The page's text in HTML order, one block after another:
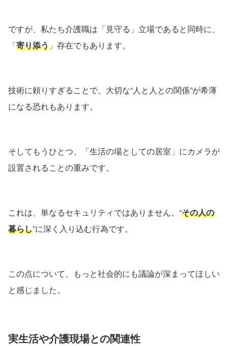
ですが、私たち介護職は「見守る」立場であると同時に、
「寄り添う 」存在でもあります。
技術に頼りすぎることで、大切な“人と人との関係”が希薄
になる恐れもあります。
そしてもうひとつ、「生活の場としての居室」にカメラが
設置されることの重みです。
これは、単なるセキュリティではありません。“その人の
暮らし”に深く入り込む行為です。
この点について、もっと社会的にも議論が深まってほしい
と感じました。
実生活や介護現場との関連性